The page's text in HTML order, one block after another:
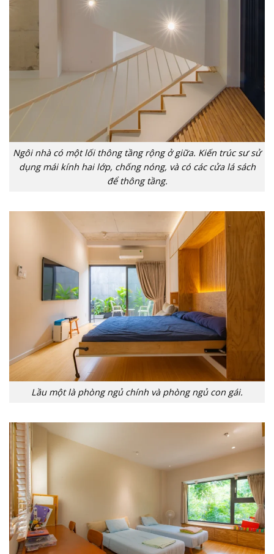
Ngôi nhà có một lối thông tầng rộng ở giữa. Kiến trúc sư sử
dụng mái kính hai lớp, chống nóng, và có các cửa lá sách
để thông tầng.
Lầu một là phòng ngủ chính và phòng ngủ con gái.